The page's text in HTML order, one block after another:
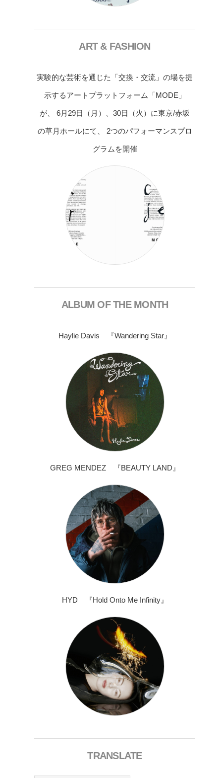
ART & FASHION
実験的な芸術を通じた「交換・交流」の場を提
示するアートプラットフォーム「MODE」
が、 6月29日（月）、30日（火）に東京/赤坂
の草月ホールにて、 2つのパフォーマンスプロ
グラムを開催
ALBUM OF THE MONTH
Haylie Davis 『Wandering Star』
GREG MENDEZ 『BEAUTY LAND』
HYD 『Hold Onto Me Infinity』
TRANSLATE